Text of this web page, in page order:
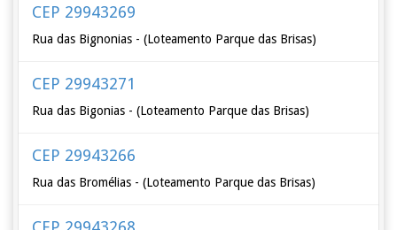
CEP 29943269
Rua das Bignonias - (Loteamento Parque das Brisas)
CEP 29943271
Rua das Bigonias - (Loteamento Parque das Brisas)
CEP 29943266
Rua das Bromélias - (Loteamento Parque das Brisas)